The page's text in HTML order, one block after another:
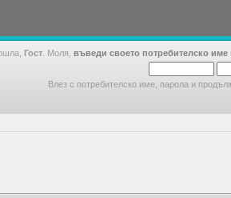
Гост . Моля, въведи своето потребителско име
Влез с потребителско име, парола и